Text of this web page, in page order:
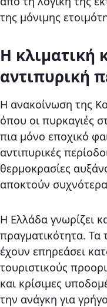
της μόνιμης
Η κλιματική
αντιπυρική
Η ανακοίνωση της
όπου οι πυρκαγιές
πια μόνο εποχικό
αντιπυρικές
θερμοκρασίες
αποκτούν
Η Ελλάδα γνωρίζει
πραγματικότητα. Τα
έχουν επηρεάσει
τουριστικούς
και κρίσιμες
την ανάγκη για